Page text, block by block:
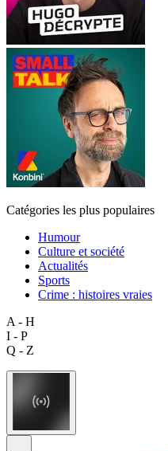
Catégories les plus populaires
Humour
Culture et société
Actualités
Sports
Crime : histoires vraies
A - H
I - P
Q - Z